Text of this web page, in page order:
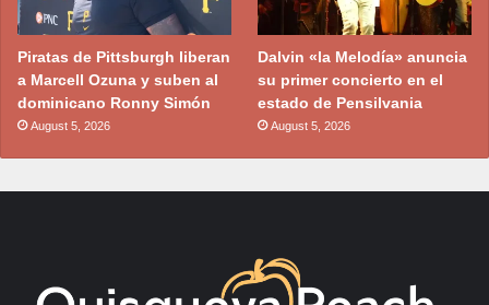
Piratas de Pittsburgh liberan
a Marcell Ozuna y suben al
dominicano Ronny Simón
August 5, 2026
Dalvin «la Melodía» anuncia
su primer concierto en el
estado de Pensilvania
August 5, 2026